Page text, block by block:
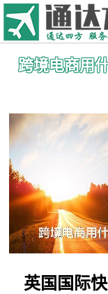
跨境电商用
英国国际